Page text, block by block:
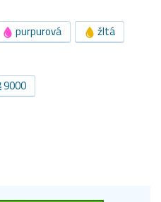
purpurová žltá
9000